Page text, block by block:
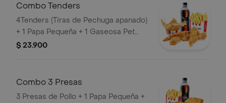
Combo Tenders
4Tenders (Tiras de Pechuga apanado)
+ 1 Papa Pequeña + 1 Gaseosa Pet
$ 23.900
Combo 3 Presas
3 Presas de Pollo + 1 Papa Pequeña +